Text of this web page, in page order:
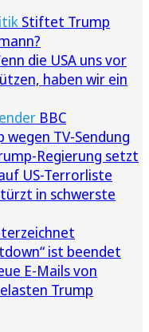
Stiftet Trump
die USA uns vor
haben wir ein
BBC
TV-Sendung
Regierung setzt
US-Terrorliste
in schwerste
ist beendet
E-Mails von
Trump